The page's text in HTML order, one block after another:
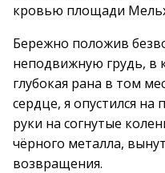
кровью площади
Бережно положив
неподвижную грудь, в
глубокая рана в том
сердце, я опустился
руки на согнутые
чёрного металла,
возвращения.